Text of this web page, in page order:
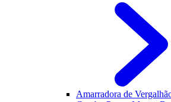
Amarradora de